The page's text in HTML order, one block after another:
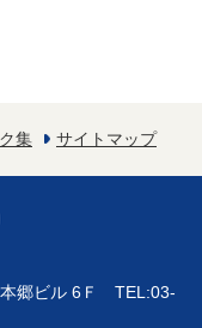
集 サイトマップ
本郷ビル 6Ｆ TEL:03-